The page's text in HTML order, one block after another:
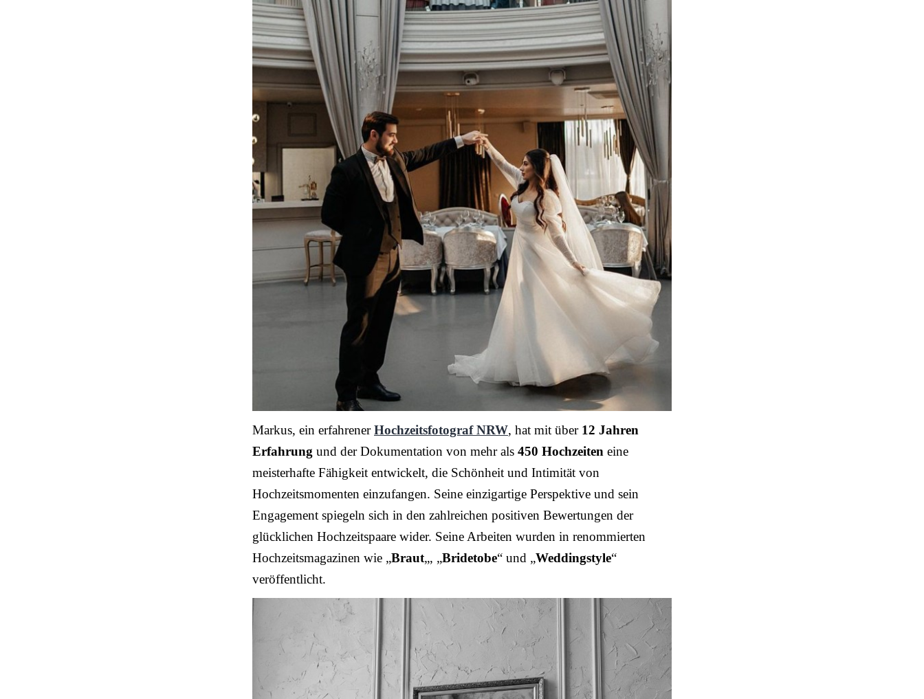
Markus, ein erfahrenerHochzeitsfotograf NRW, hat mit über 12 Jahren
Erfahrung und der Dokumentation von mehr als 450 Hochzeiten eine
meisterhafte Fähigkeit entwickelt, die Schönheit und Intimität von
Hochzeitsmomenten einzufangen. Seine einzigartige Perspektive und sein
Engagement spiegeln sich in den zahlreichen positiven Bewertungen der
glücklichen Hochzeitspaare wider. Seine Arbeiten wurden in renommierten
Hochzeitsmagazinen wie „Braut„, „Bridetobe“ und „Weddingstyle“
veröffentlicht.